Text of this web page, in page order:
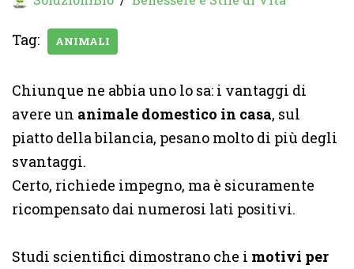
Tag: ANIMALI
Chiunque ne abbia uno lo sa: i vantaggi di
avere un animale domestico in casa, sul
piatto della bilancia, pesano molto di più degli
svantaggi.
Certo, richiede impegno, ma è sicuramente
ricompensato dai numerosi lati positivi.
Studi scientifici dimostrano che i motivi per